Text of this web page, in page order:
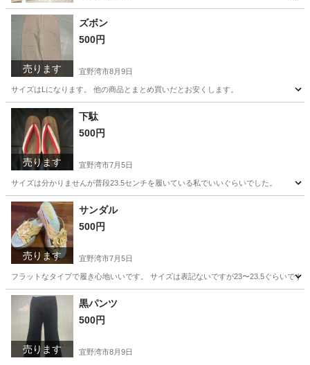
売ります
ズボン
500円
宜野湾市8月9日
サイズはLになります。 他の商品とまとめ買いだとお安くします。
沖縄 宜野湾市 パンツ
売ります
下駄
500円
宜野湾市7月5日
サイズは分かりませんが普段23.5センチを履いている私でいいぐらいでした。
沖縄 宜野湾市 靴
売ります
サンダル
500円
宜野湾市7月5日
フラットなタイプで履き心地いいです。 サイズは表記ないですが23〜23.5ぐらいです。
沖縄 宜野湾市 靴
売ります
黒パンツ
500円
宜野湾市8月9日